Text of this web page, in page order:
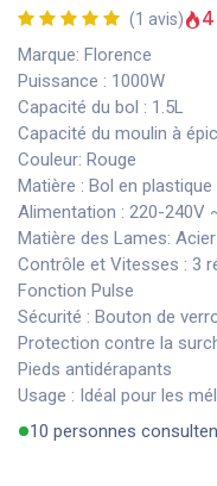
(1 avis)
Marque: Florence
Puissance : 1000W
Capacité du bol : 1.5L
Capacité du moulin à
Couleur: Rouge
Matière : Bol en
Alimentation : 220-240V
Matière des Lames:
Contrôle et Vitesses : 3
Fonction Pulse
Sécurité : Bouton de
Protection contre la
Pieds antidérapants
Usage : Idéal pour les
10 personnes